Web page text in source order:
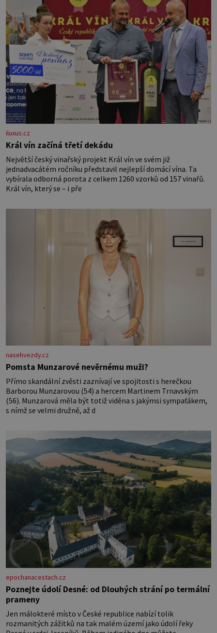
iluxus.cz
Král vín začíná třetí dekádu
Největší český vinařský projekt Král vín ve svém již
jednadvacátém ročníku představil nejlepší domácí vína. Ta
vybírala odborná porota z celkem 1260 vzorků od 157 vinařů.
Král vín, který se – i pře
nasehvezdy.cz
Pomsta Munzarové nevěrnému muži?
Přímo skandální zvěsti zaznívají ve spojitosti s herečkou
Barborou Munzarovou (54) a hercem Martinem Trnavským
(56). Munzarová měla být totiž viděna s jakýmsi sympaťákem,
s nímž se velmi družně, až d
epochanacestach.cz
Poznejte údolí Desné: od Dlouhých strání po termální
prameny
Jen málokteré místo v České republice nabízí tolik
rozmanitých zážitků na tak malém území jako údolí řeky